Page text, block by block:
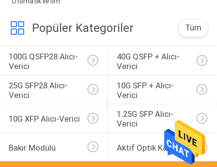
Popüler Kategoriler Tüm
100G QSFP28 Alıcı-
Verici
40G QSFP + Alıcı-
Verici
25G SFP28 Alıcı-
Verici
10G SFP + Alıcı-
Verici
10G XFP Alıcı-Verici
1.25G SFP Alıcı-
Verici
Bakır Modülü Aktif Optik Kablo